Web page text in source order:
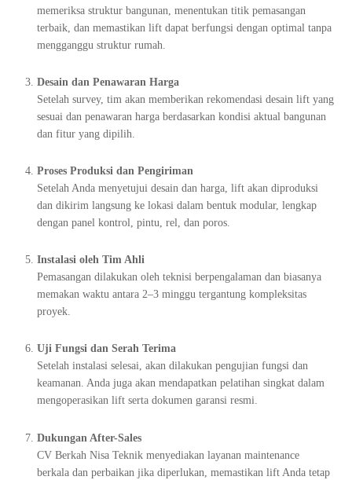
memeriksa struktur bangunan, menentukan titik pemasangan
terbaik, dan memastikan lift dapat berfungsi dengan optimal tanpa
mengganggu struktur rumah.
Desain dan Penawaran Harga
Setelah survey, tim akan memberikan rekomendasi desain lift yang
sesuai dan penawaran harga berdasarkan kondisi aktual bangunan
dan fitur yang dipilih.
Proses Produksi dan Pengiriman
Setelah Anda menyetujui desain dan harga, lift akan diproduksi
dan dikirim langsung ke lokasi dalam bentuk modular, lengkap
dengan panel kontrol, pintu, rel, dan poros.
Instalasi oleh Tim Ahli
Pemasangan dilakukan oleh teknisi berpengalaman dan biasanya
memakan waktu antara 2–3 minggu tergantung kompleksitas
proyek.
Uji Fungsi dan Serah Terima
Setelah instalasi selesai, akan dilakukan pengujian fungsi dan
keamanan. Anda juga akan mendapatkan pelatihan singkat dalam
mengoperasikan lift serta dokumen garansi resmi.
Dukungan After-Sales
CV Berkah Nisa Teknik menyediakan layanan maintenance
berkala dan perbaikan jika diperlukan, memastikan lift Anda tetap